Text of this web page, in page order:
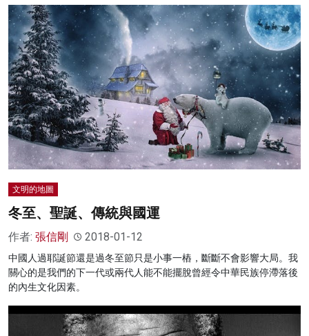
文明的地圖
冬至、聖誕、傳統與國運
作者: 張信剛 2018-01-12
中國人過耶誕節還是過冬至節只是小事一樁，斷斷不會影響大局。我
關心的是我們的下一代或兩代人能不能擺脫曾經令中華民族停滯落後
的內生文化因素。